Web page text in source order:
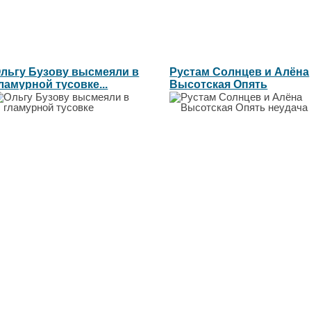
Бузову высмеяли в
тусовке...
Рустам Солнцев и Алёна
Высотская Опять
неудача...